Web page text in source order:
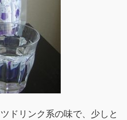
ドリンク系の味で、少しと